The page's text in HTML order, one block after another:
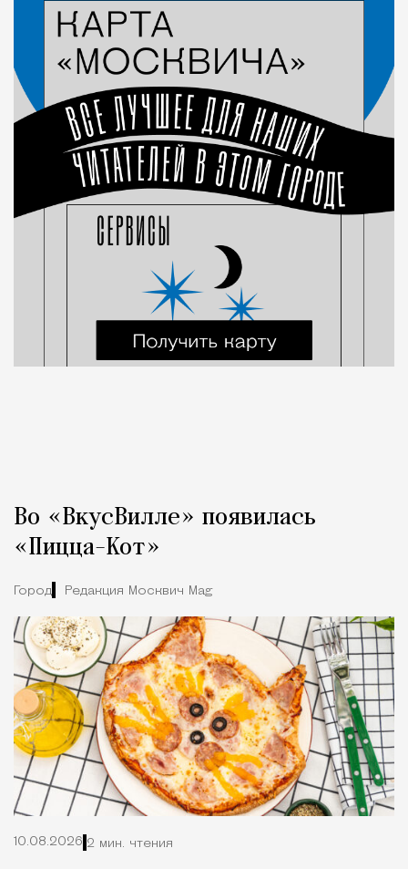
Город
Во «ВкусВилле» появилась
«Пицца-Кот»
Город Редакция Москвич Mag
10.08.2026 2 мин. чтения